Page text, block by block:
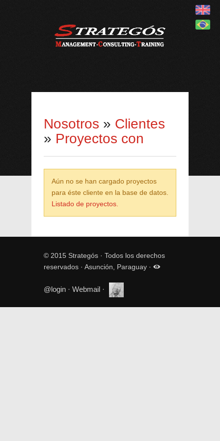
Nosotros » Clientes
» Proyectos con
Aún no se han cargado proyectos
para éste cliente en la base de datos.
Listado de proyectos.
© 2015 Strategós · Todos los derechos
reservados · Asunción, Paraguay ·
@login · Webmail ·